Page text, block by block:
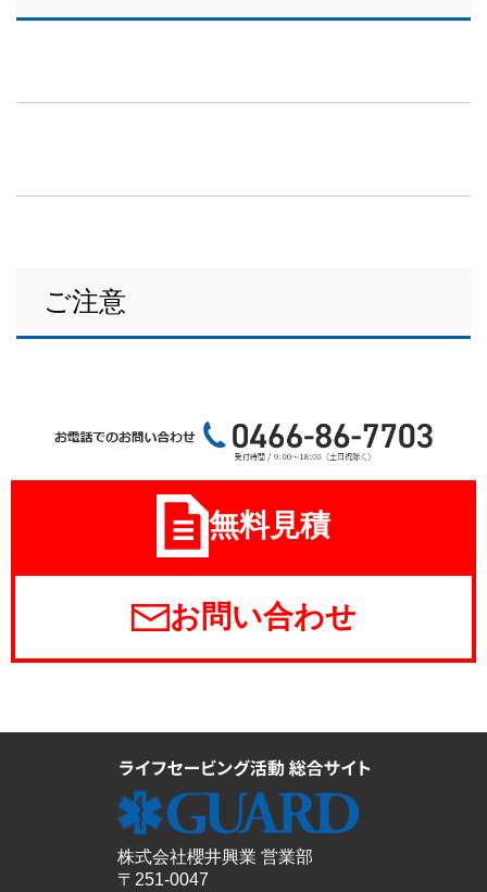
ご注意
無料見積
お問い合わせ
株式会社櫻井興業 営業部
〒251-0047